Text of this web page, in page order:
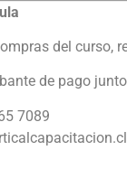
del curso,
de pago
7089